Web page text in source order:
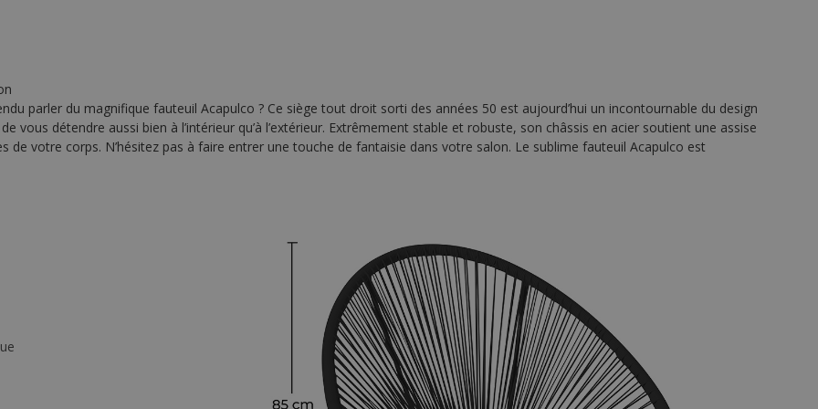
parler du magnifique fauteuil Acapulco ? Ce siège tout droit sorti des années 50 est aujourd’hui un incontournable du design
détendre aussi bien à l’intérieur qu’à l’extérieur. Extrêmement stable et robuste, son châssis en acier soutient une assise
votre corps. N’hésitez pas à faire entrer une touche de fantaisie dans votre salon. Le sublime fauteuil Acapulco est